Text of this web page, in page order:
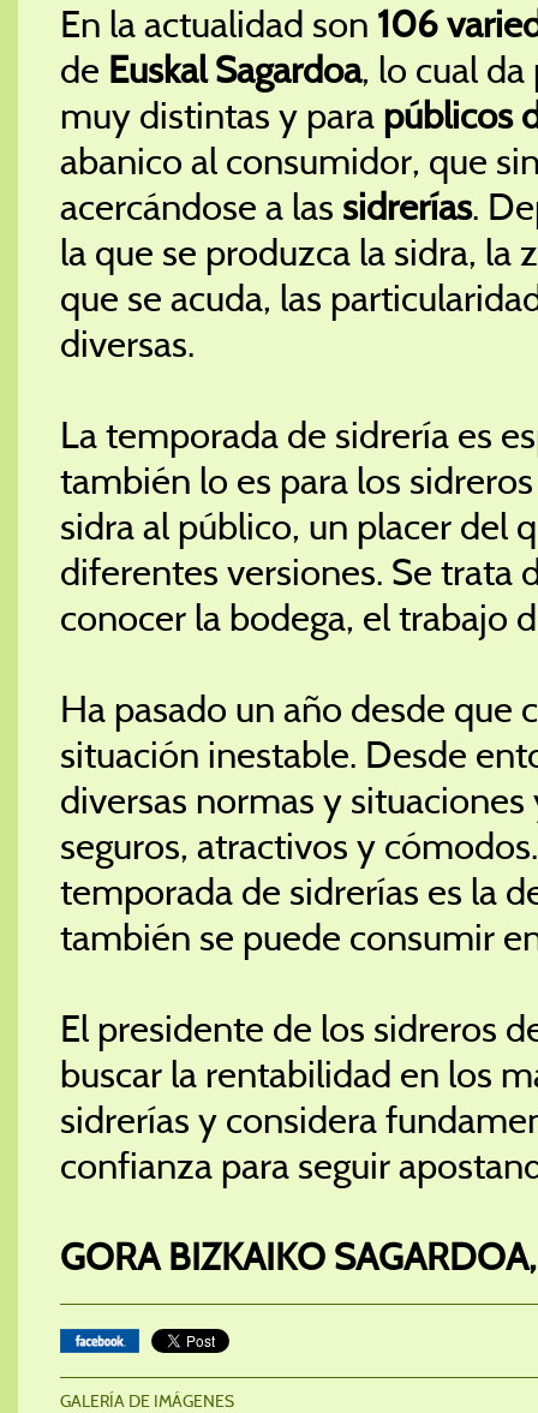
En la actualidad son 106
de Euskal Sagardoa, lo cual
muy distintas y para públicos
abanico al consumidor, que
acercándose a las sidrerías.
la que se produzca la sidra, la
que se acuda, las
diversas.
La temporada de sidrería es
también lo es para los
sidra al público, un placer del
diferentes versiones. Se trata
conocer la bodega, el trabajo
Ha pasado un año desde
situación inestable. Desde
diversas normas y
seguros, atractivos y
temporada de sidrerías es la
también se puede consumir
El presidente de los sidreros
buscar la rentabilidad en los
sidrerías y considera
confianza para seguir
GORA BIZKAIKO
GALERÍA DE IMÁGENES